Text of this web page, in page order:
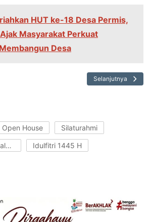
HUT ke-18 Desa Permis,
Masyarakat Perkuat
Desa
Selanjutnya
Open House Silaturahmi
Pj Wali Kota Pangkalpinang Idulfitri 1445 H